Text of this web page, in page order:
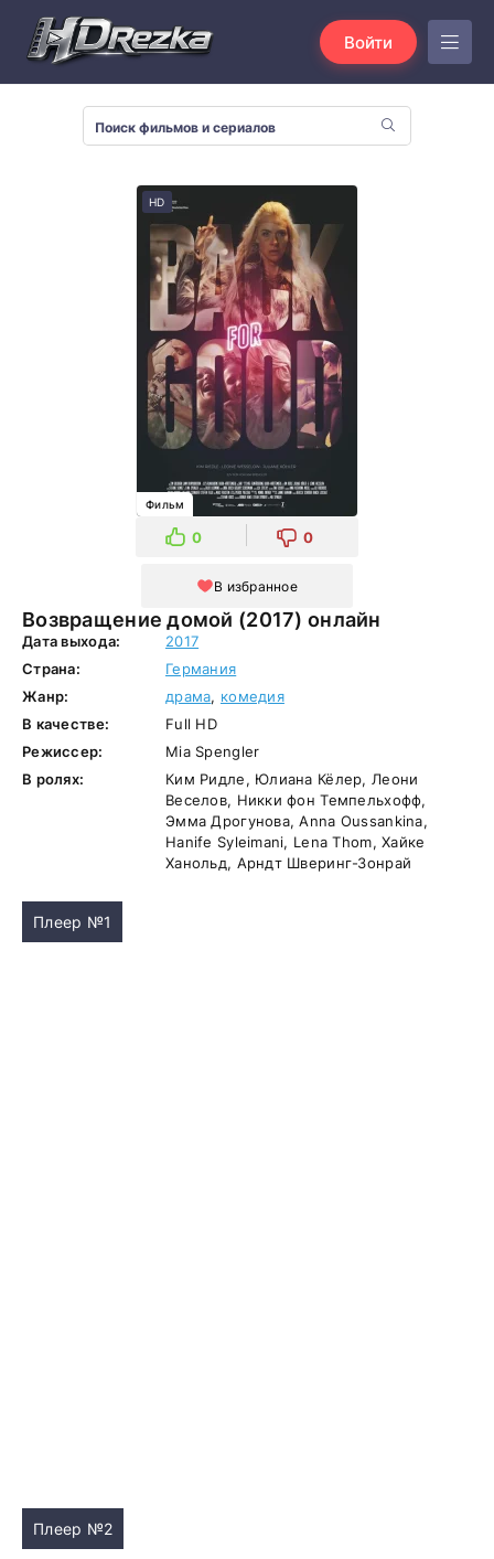
Войти
Возвращение домой (2017) онлайн
HD
Фильм
0 0
В избранное
Дата выхода:
2017
Страна:
Германия
Жанр:
драма, комедия
В качестве:
Full HD
Режиссер:
Mia Spengler
В ролях:
Ким Ридле, Юлиана Кёлер, Леони
Веселов, Никки фон Темпельхофф,
Эмма Дрогунова, Anna Oussankina,
Hanife Syleimani, Lena Thom, Хайке
Ханольд, Арндт Шверинг-Зонрай
Плеер №1
Плеер №2